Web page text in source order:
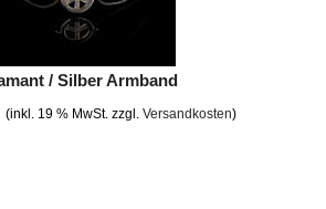
/ Silber Armband
(inkl. 19 % MwSt. zzgl. Versandkosten)